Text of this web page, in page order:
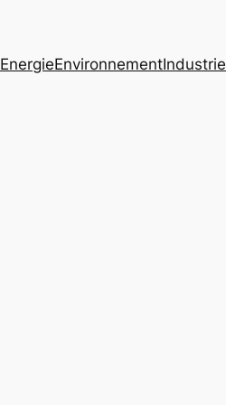
EnergieEnvironnementIndustrie